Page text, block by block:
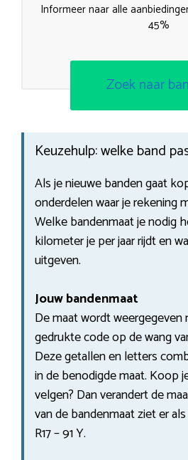
Informeer naar alle
45%
Zoek naar
Keuzehulp: welke band
Als je nieuwe banden gaat
onderdelen waar je rekening
Welke bandenmaat je nodig
kilometer je per jaar rijdt en
uitgeven.
Jouw bandenmaat
De maat wordt weergegeven
gedrukte code op de wang
Deze getallen en letters
in de benodigde maat. Koop
velgen? Dan verandert de
van de bandenmaat ziet er
R17 – 91 Y.